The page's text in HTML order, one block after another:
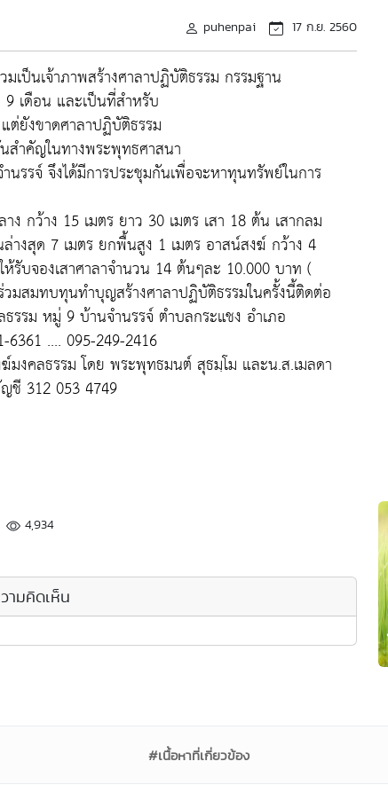
puhenpai 17 ก.ย. 2560
ป็นเจ้าภาพสร้างศาลาปฏิบัติธรรม กรรมฐาน
เดือน และเป็นที่สำหรับ
ยังขาดศาลาปฏิบัติธรรม
ำคัญในทางพระพุทธศาสนา
รรจ์ จึงได้มีการประชุมกันเพื่อจะหาทุนทรัพย์ในการ
ง กว้าง 15 เมตร ยาว 30 เมตร เสา 18 ต้น เสากลม
างสุด 7 เมตร ยกพื้นสูง 1 เมตร อาสน์สงฆ์ กว้าง 4
รับจองเสาศาลาจำนวน 14 ต้นๆละ 10.000 บาท (
มสมทบทุนทำบุญสร้างศาลาปฏิบัติธรรมในครั้งนี้ติดต่อ
รม หมู่ 9 บ้านจำนรรจ์ ตำบลกระแชง อำเภอ
.... 095-249-2416
งคลธรรม โดย พระพุทธมนต์ สุธมฺโม และน.ส.เมลดา
ชี 312 053 4749
4,934
ามคิดเห็น
#เนื้อหาที่เกี่ยวข้อง